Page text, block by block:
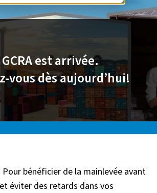
est arrivée.
vous dès aujourd’hui!
Pour bénéficier de la mainlevée avant
éviter des retards dans vos